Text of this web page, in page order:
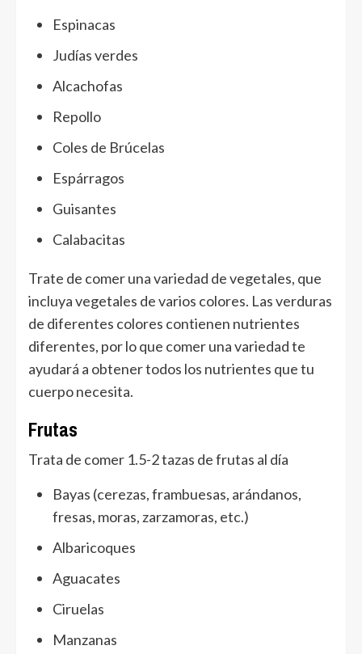
Espinacas
Judías verdes
Alcachofas
Repollo
Coles de Brúcelas
Espárragos
Guisantes
Calabacitas
Trate de comer una variedad de vegetales, que
incluya vegetales de varios colores. Las verduras
de diferentes colores contienen nutrientes
diferentes, por lo que comer una variedad te
ayudará a obtener todos los nutrientes que tu
cuerpo necesita.
Frutas
Trata de comer 1.5-2 tazas de frutas al día
Bayas (cerezas, frambuesas, arándanos,
fresas, moras, zarzamoras, etc.)
Albaricoques
Aguacates
Ciruelas
Manzanas